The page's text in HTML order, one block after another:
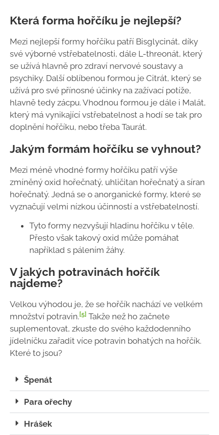
Která forma hořčíku je nejlepší?
Mezi nejlepší formy hořčíku patří Bisglycinát, díky
své výborné vstřebatelnosti, dále L-threonát, který
se užívá hlavně pro zdraví nervové soustavy a
psychiky. Další oblíbenou formou je Citrát, který se
užívá pro své přínosné účinky na zažívací potíže,
hlavně tedy zácpu. Vhodnou formou je dále i Malát,
který má vynikající vstřebatelnost a hodí se tak pro
doplnění hořčíku, nebo třeba Taurát.
Jakým formám hořčíku se vyhnout?
Mezi méně vhodné formy hořčíku patří výše
zmíněný oxid hořečnatý, uhličitan hořečnatý a síran
hořečnatý. Jedná se o anorganické formy, které se
vyznačují velmi nízkou účinností a vstřebatelností.
Tyto formy nezvyšují hladinu hořčíku v těle.
Přesto však takový oxid může pomáhat
například s pálením žáhy.
V jakých potravinách hořčík
najdeme?
Velkou výhodou je, že se hořčík nachází ve velkém
množství potravin.[5] Takže než ho začnete
suplementovat, zkuste do svého každodenního
jídelníčku zařadit více potravin bohatých na hořčík.
Které to jsou?
Špenát
Para ořechy
Hrášek